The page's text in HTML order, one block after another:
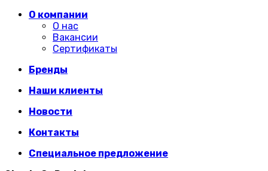
О компании
О нас
Вакансии
Сертификаты
Бренды
Наши клиенты
Новости
Контакты
Специальное предложение